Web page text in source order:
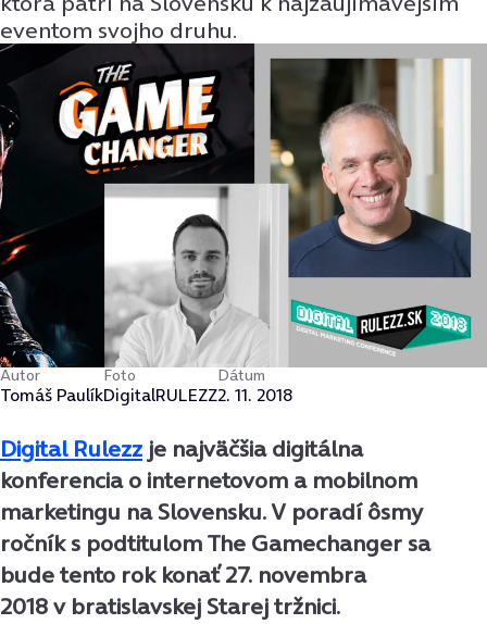
eventom svojho druhu.
Autor
Tomáš Paulík
Foto
DigitalRULEZZ
Dátum
2. 11. 2018
Digital Rulezz je najväčšia digitálna
konferencia o internetovom a mobilnom
marketingu na Slovensku. V poradí ôsmy
ročník s podtitulom The Gamechanger sa
bude tento rok konať 27. novembra
2018 v bratislavskej Starej tržnici.